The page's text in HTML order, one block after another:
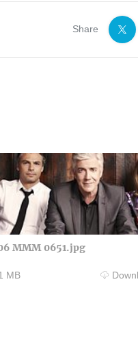
Share
MMM 0651.jpg
MB